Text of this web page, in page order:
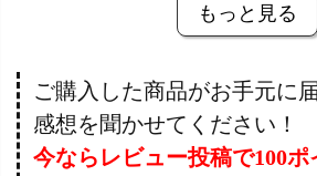
もっと見る
ご購入した商品がお手元に
感想を聞かせてください！
今ならレビュー投稿で100